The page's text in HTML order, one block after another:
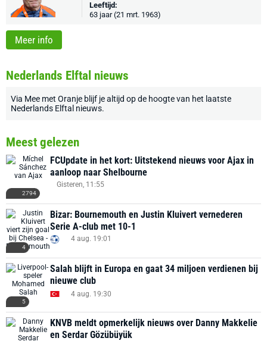
Leeftijd:
63 jaar (21 mrt. 1963)
Meer info
Nederlands Elftal nieuws
Via Mee met Oranje blijf je altijd op de hoogte van het laatste
Nederlands Elftal nieuws.
Meest gelezen
2794
FCUpdate in het kort: Uitstekend nieuws voor Ajax in
aanloop naar Shelbourne
Gisteren, 11:55
4
Bizar: Bournemouth en Justin Kluivert vernederen
Serie A-club met 10-1
4 aug. 19:01
5
Salah blijft in Europa en gaat 34 miljoen verdienen bij
nieuwe club
4 aug. 19:30
KNVB meldt opmerkelijk nieuws over Danny Makkelie
en Serdar Gözübüyük